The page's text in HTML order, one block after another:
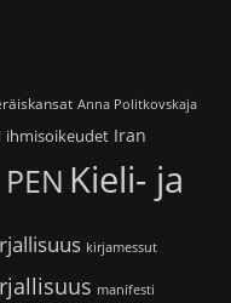
Anna Politkovskaja
ihmisoikeudet Iran
Kieli- ja
kirjamessut
manifesti